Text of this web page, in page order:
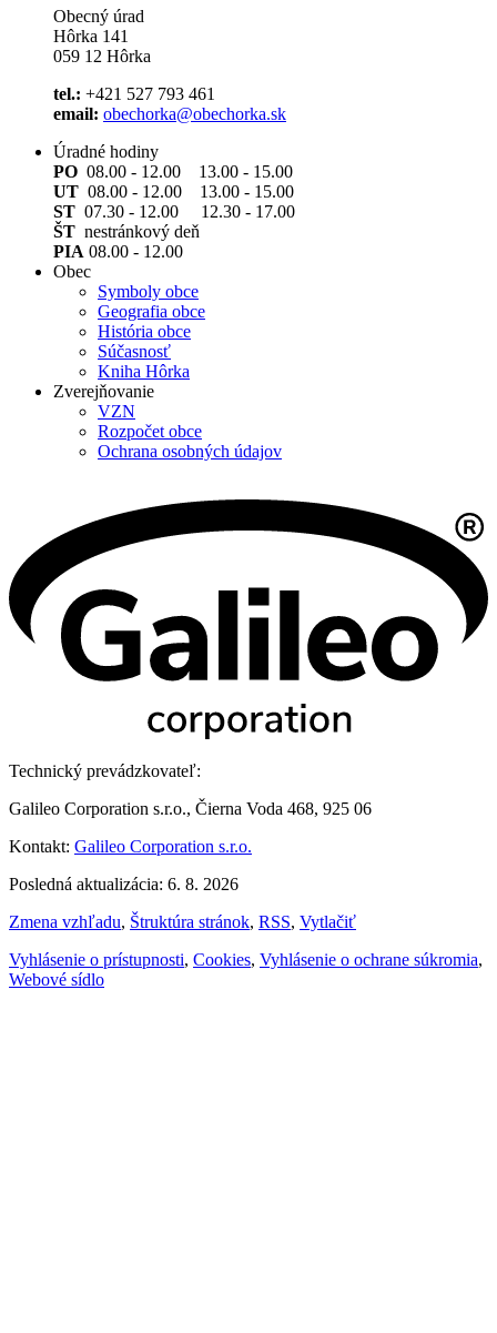
Obecný úrad
Hôrka 141
059 12 Hôrka
tel.: +421 527 793 461
email: obechorka@obechorka.sk
Úradné hodiny
PO 08.00 - 12.00 13.00 - 15.00
UT 08.00 - 12.00 13.00 - 15.00
ST 07.30 - 12.00 12.30 - 17.00
ŠT nestránkový deň
PIA 08.00 - 12.00
Obec
Symboly obce
Geografia obce
História obce
Súčasnosť
Kniha Hôrka
Zverejňovanie
VZN
Rozpočet obce
Ochrana osobných údajov
Technický prevádzkovateľ:
Galileo Corporation s.r.o., Čierna Voda 468, 925 06
Kontakt: Galileo Corporation s.r.o.
Posledná aktualizácia: 6. 8. 2026
Zmena vzhľadu, Štruktúra stránok, RSS, Vytlačiť
Vyhlásenie o prístupnosti, Cookies, Vyhlásenie o ochrane súkromia,
Webové sídlo